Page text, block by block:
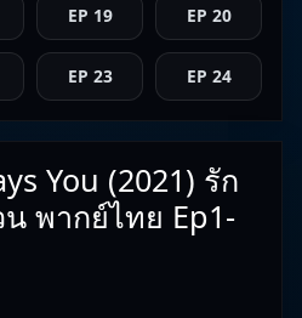
EP 19 EP 20
EP 23 EP 24
You (2021) รัก
พากย์ไทย Ep1-